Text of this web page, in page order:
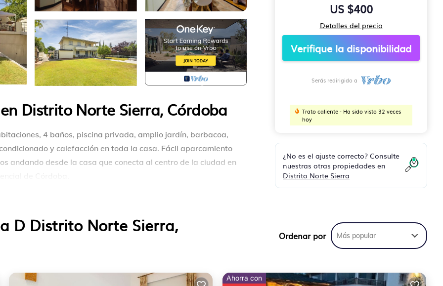
Distrito Norte Sierra, Córdoba
4 baños, piscina privada, amplio jardín, barbacoa,
y calefacción en toda la casa. Fácil aparcamiento
andando desde la casa que conecta al centro de la ciudad en
de hora.
Sierra. La casa del olivo en Córdoba ofrece alojamiento, con
Para que su estadía sea cómoda.
US $400
Detalles del precio
Verifique la disponibilidad
Serás redirigido a
Trato caliente - Ha sido visto 32 veces
hoy
¿No es el ajuste correcto? Consulte
nuestras otras propiedades en
Distrito Norte Sierra
D Distrito Norte Sierra,
Ordenar por Más popular
Ahorra con